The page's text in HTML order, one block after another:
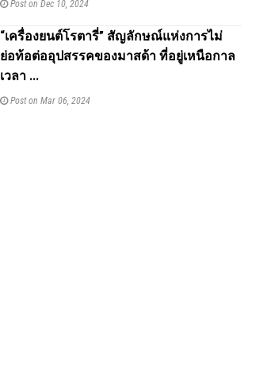
Post on Dec 10, 2024
“เครื่องยนต์โรตารี่” สัญลักษณ์แห่งการไม่
ย่อท้อต่ออุปสรรคของมาสด้า ที่อยู่เหนือกาล
เวลา ...
Post on Mar 06, 2024